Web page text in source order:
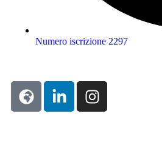
Numero iscrizione 2297